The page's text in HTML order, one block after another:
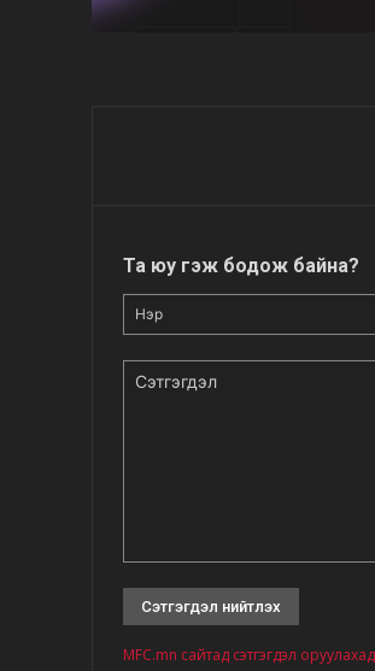
Та юу гэж бодож байна?
MFC.mn сайтад сэтгэгдэл